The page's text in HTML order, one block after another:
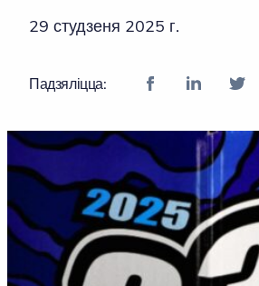
29 студзеня 2025 г.
Падзяліцца: